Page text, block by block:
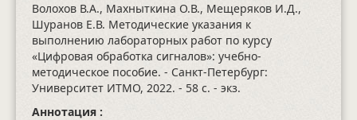
Волохов В.А., Махныткина О.В., Мещеряков И.Д.,
Шуранов Е.В. Методические указания к
выполнению лабораторных работ по курсу
«Цифровая обработка сигналов»: учебно-
методическое пособие. - Санкт-Петербург:
Университет ИТМО, 2022. - 58 с. - экз.
Аннотация :